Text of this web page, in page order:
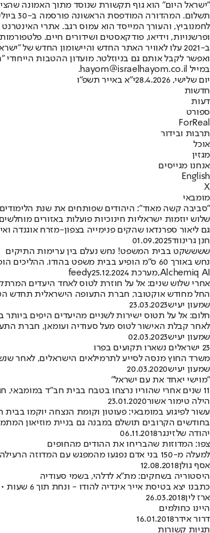
"ישראל היום" הוא גוף תקשורת שנוסד מתוך האמונה
ופרשנויות, וידיאו, פודקאסטים ושידורים חיים.
ב-2021 עלו לאוויר האתר החדש והיישומון החדש
ואפשר לקבל אותם גם בניוזלטר. מועדון ההטבות
במייל hayom@israelhayom.co.il.
יום שלישי, 28.4.2026
י"א באייר תשפ"ו
חדשות
דעות
ספורט
ForReal
תרבות ובידור
אוכל
מגזין
אנחנו מגייסים
English
X
מומבאי
"סביבה קשה מאוד": היהודים שפותחים את שנת
גם ליאור ספרנדאו שהקים פנימייה בצפון-מזרח אוגנדה
חנן גרינווד01.09.2025
ששששקט בבית המשפט! נחש נעלם בין ערימות התיקים
נחש באורך 60 ס״מ הופיע בבית משפט בהודו. ההליכים הופסקו, ולוכדי נחשים הוזמנו וחיפשו – אך לא מצאו את הנחש, שנעלם בחורים שבקירות ובקרקע
Alchemiq AI
,מערכת feedy25.12.2024
אחרי שלוש שנים: אל על חוזרת לטוס לאחד היעדים
החל מחודש אוקטובר, חברת התעופה הישראלית תחדש
שמעון יעיש23.03.2023
חלום: אל על תטוס ישירות לשניים מהיעדים היפים ביותר
לאחר קבלת האישור לטוס מעל סעודיה ועומאן, חברת
שמעון יעיש02.03.2023
23 ישראלים נשארו תקועים בפרו
משרד החוץ מנסה לסייע לתרמילאים הישראלים, לאחר
שמעון יעיש20.03.2020
"מוישי יאחד את עם ישראל"
11 שנים אחרי שהוריו נרצחו בטבח בבית חב"ד במומבאי, חגג מוישי הולצברג בר מצווה • סבו וסבתו מספרים מה עבר עליהם מאז: "הוא הפך אותנו לצעירים"
הילה טימור אשור23.01.2020
עשור לפיגוע במומבאי: פעוטון וקומת הנצחה יוקמו בבית
בחודשים הקרובים תושלם במבנה גם בניית מוזיאון
יהודה שלזינגר06.11.2018
צפו: המדוזות שהבריחו את ההודים מהחופים
למעלה מ-150 בני אדם נפגעו מהמפגש עם המדוזה הרעילה שגם נקראת "ספינת הקרב הפורטוגלית" • חופי מומבאי התמלאו בזרועות הארס של המדוזה הייחודית
אסף גולן12.08.2018
היסטוריה בשחקים: מת"א לדלהי, בשמי סעודיה
כתבנו יצא בטיסת אייר אינדיה להודו - ונחת תוך 6 שעות • הישראלים מרוצים, הצוות אדיב והאוכל טוב • ומה לגבי מקרה של נחיתה בריאד? "לא יאונה לכם כל רע"
ארז לין26.03.2018
היינו כחולמים
דרור אידר16.01.2018
תגיות קשורות